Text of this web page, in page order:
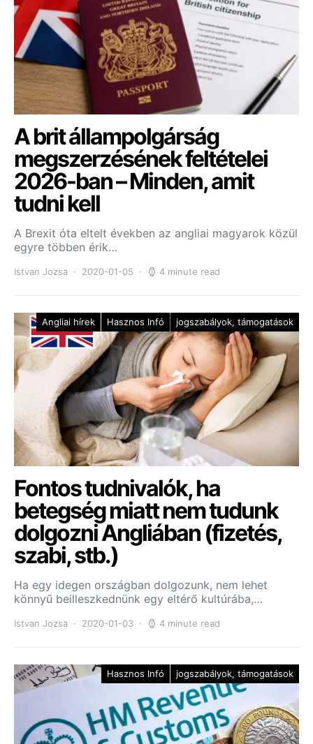
A brit állampolgárság
megszerzésének feltételei
2026-ban – Minden, amit
tudni kell
A Brexit óta eltelt években az angliai magyarok közül
egyre többen érik…
Istvan Jozsa 2020-01-05 4 minute read
Angliai hírek Hasznos Infó jogszabályok, támogatások
Fontos tudnivalók, ha
betegség miatt nem tudunk
dolgozni Angliában (fizetés,
szabi, stb.)
Ha egy idegen országban dolgozunk, nem lehet
könnyű beilleszkednünk egy eltérő kultúrába,…
Istvan Jozsa 2020-01-03 4 minute read
Hasznos Infó jogszabályok, támogatások